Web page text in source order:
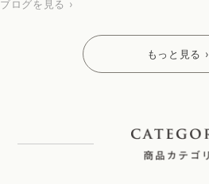
ブログを見る ›
もっと見る ›